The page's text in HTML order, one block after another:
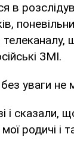
в
ЗМІ.
уваги не
і сказали,
родичі і